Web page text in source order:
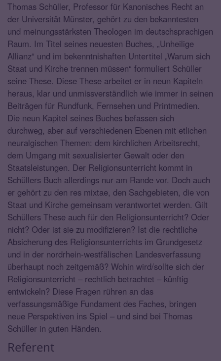
Thomas Schüller, Professor für Kanonisches Recht an
der Universität Münster, gehört zu den bekanntesten
und meinungsstärksten Theologen im deutschsprachigen
Raum. Im Titel seines neuesten Buches, „Unheilige
Allianz“ und im bekenntnishaften Untertitel „Warum sich
Staat und Kirche trennen müssen“ formuliert Schüller
seine These. Diese These arbeitet er in neun Kapiteln
heraus, klar und unmissverständlich wie immer in seinen
Beiträgen für Rundfunk, Fernsehen und Printmedien.
Die neun Kapitel seines Buches befassen sich
durchweg, aber auf verschiedenen Ebenen mit etlichen
neuralgischen Themen: dem kirchlichen Arbeitsrecht,
dem Umgang mit sexualisierter Gewalt oder den
Staatsleistungen. Der Religionsunterricht kommt in
Schüllers Buch allerdings nur am Rande vor. Doch auch
er gehört zu den res mixtae, den Sachgebieten, die von
Staat und Kirche gemeinsam verantwortet werden. Gilt
Schüllers These auch für den Religionsunterricht? Oder
nicht? Oder ist sie zu modifizieren? Ist die rechtliche
Absicherung des Religionsunterrichts im Grundgesetz
und in der nordrhein-westfälischen Landesverfassung
überhaupt noch zeitgemäß? Wohin wird/sollte sich der
Religionsunterricht – rechtlich betrachtet – künftig
entwickeln? Diese Fragen rühren an das
verfassungsmäßige Fundament des Faches, bringen
neue Perspektiven ins Spiel – und sind bei Thomas
Schüller in guten Händen.
Referent